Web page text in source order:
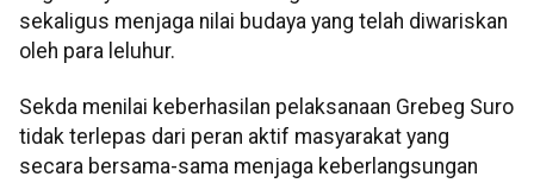
sekaligus menjaga nilai budaya yang telah diwariskan
oleh para leluhur.
​Sekda menilai keberhasilan pelaksanaan Grebeg Suro
tidak terlepas dari peran aktif masyarakat yang
secara bersama-sama menjaga keberlangsungan